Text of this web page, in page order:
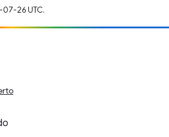
26 UTC.